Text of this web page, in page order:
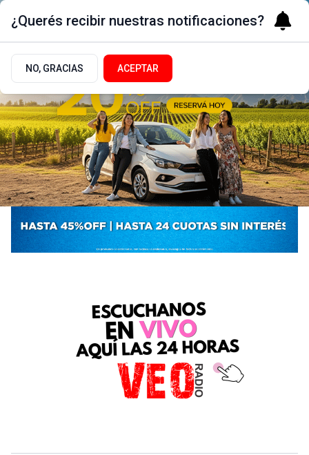
¿Querés recibir nuestras notificaciones?
NO, GRACIAS ACEPTAR